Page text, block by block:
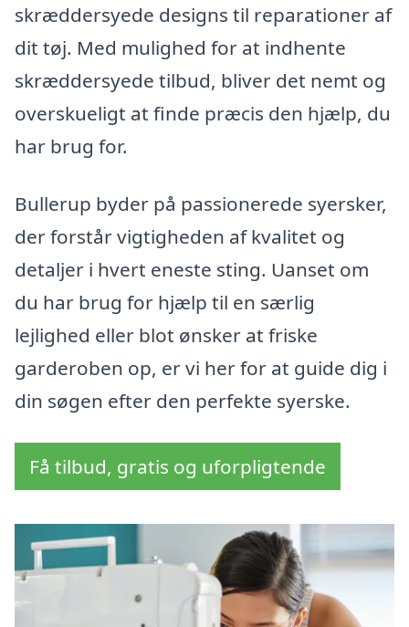
skræddersyede designs til reparationer af
dit tøj. Med mulighed for at indhente
skræddersyede tilbud, bliver det nemt og
overskueligt at finde præcis den hjælp, du
har brug for.
Bullerup byder på passionerede syersker,
der forstår vigtigheden af kvalitet og
detaljer i hvert eneste sting. Uanset om
du har brug for hjælp til en særlig
lejlighed eller blot ønsker at friske
garderoben op, er vi her for at guide dig i
din søgen efter den perfekte syerske.
Få tilbud, gratis og uforpligtende